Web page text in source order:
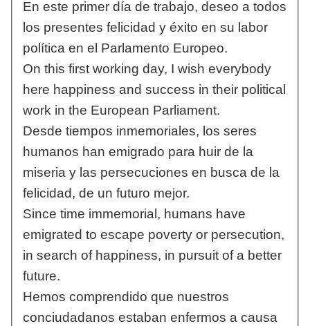
En este primer día de trabajo, deseo a todos
los presentes felicidad y éxito en su labor
política en el Parlamento Europeo.
On this first working day, I wish everybody
here happiness and success in their political
work in the European Parliament.
Desde tiempos inmemoriales, los seres
humanos han emigrado para huir de la
miseria y las persecuciones en busca de la
felicidad, de un futuro mejor.
Since time immemorial, humans have
emigrated to escape poverty or persecution,
in search of happiness, in pursuit of a better
future.
Hemos comprendido que nuestros
conciudadanos estaban enfermos a causa